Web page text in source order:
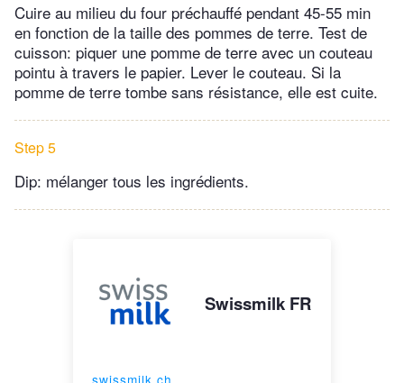
Cuire au milieu du four préchauffé pendant 45-55 min
en fonction de la taille des pommes de terre. Test de
cuisson: piquer une pomme de terre avec un couteau
pointu à travers le papier. Lever le couteau. Si la
pomme de terre tombe sans résistance, elle est cuite.
Step 5
Dip: mélanger tous les ingrédients.
Swissmilk FR